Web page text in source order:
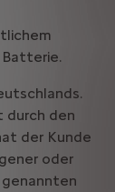
durch den
der Kunde
oder